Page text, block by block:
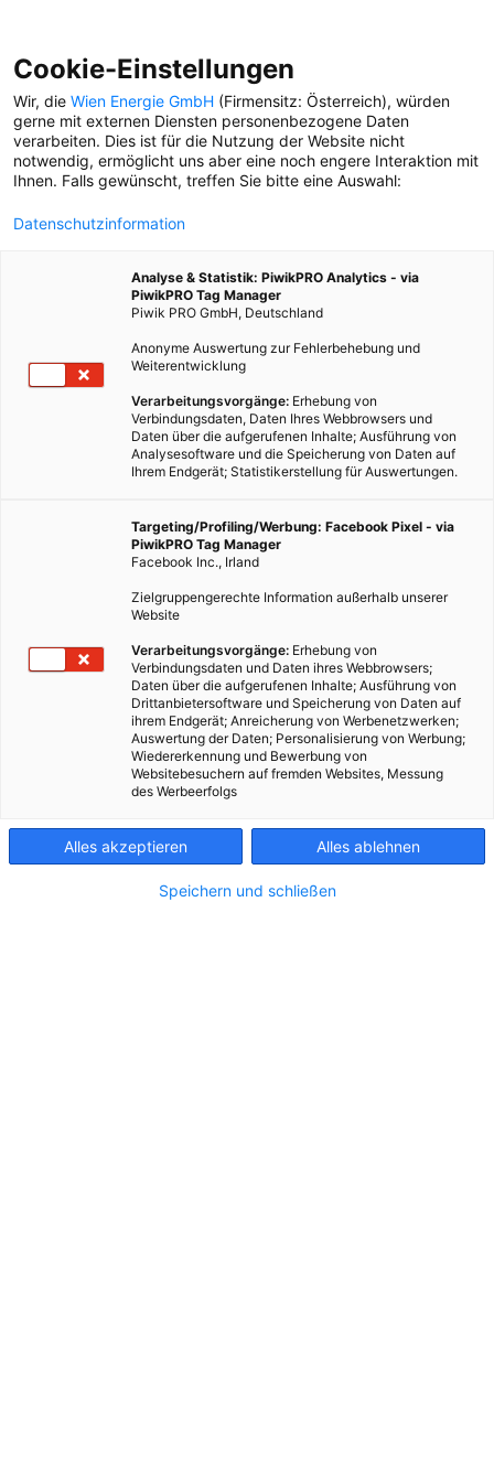
LÖSUNGEN
Lösungen aus Heft 04/2020
RÄTSEL
Lösungen aus Heft 03/2020
RÄTSEL
Lösungen aus Heft 02/2020
Cookie-Einstellungen
Wir, die Wien Energie GmbH (Firmensitz: Österreich), würden
gerne mit externen Diensten personenbezogene Daten
verarbeiten. Dies ist für die Nutzung der Website nicht
notwendig, ermöglicht uns aber eine noch engere Interaktion mit
Ihnen. Falls gewünscht, treffen Sie bitte eine Auswahl:
Datenschutzinformation
Analyse & Statistik: PiwikPRO Analytics - via
PiwikPRO Tag Manager
Piwik PRO GmbH, Deutschland
Anonyme Auswertung zur Fehlerbehebung und
Weiterentwicklung
Verarbeitungsvorgänge: Erhebung von
Verbindungsdaten, Daten Ihres Webbrowsers und
Daten über die aufgerufenen Inhalte; Ausführung von
Analysesoftware und die Speicherung von Daten auf
Ihrem Endgerät; Statistikerstellung für Auswertungen.
Targeting/Profiling/Werbung: Facebook Pixel - via
PiwikPRO Tag Manager
Facebook Inc., Irland
Zielgruppengerechte Information außerhalb unserer
Website
Verarbeitungsvorgänge: Erhebung von
Verbindungsdaten und Daten ihres Webbrowsers;
Daten über die aufgerufenen Inhalte; Ausführung von
Drittanbietersoftware und Speicherung von Daten auf
ihrem Endgerät; Anreicherung von Werbenetzwerken;
Auswertung der Daten; Personalisierung von Werbung;
Wiedererkennung und Bewerbung von
Websitebesuchern auf fremden Websites, Messung
des Werbeerfolgs
Alles akzeptieren Alles ablehnen
Speichern und schließen